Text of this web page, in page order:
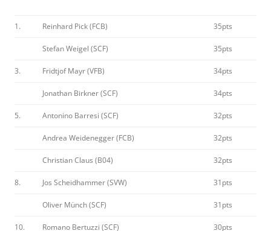
1. Reinhard Pick (FCB) 35pts
Stefan Weigel (SCF) 35pts
3. Fridtjof Mayr (VFB) 34pts
Jonathan Birkner (SCF) 34pts
5. Antonino Barresi (SCF) 32pts
Andrea Weidenegger (FCB) 32pts
Christian Claus (B04) 32pts
8. Jos Scheidhammer (SVW) 31pts
Oliver Münch (SCF) 31pts
10. Romano Bertuzzi (SCF) 30pts